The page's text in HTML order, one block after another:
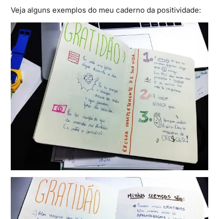
Veja alguns exemplos do meu caderno da positividade: